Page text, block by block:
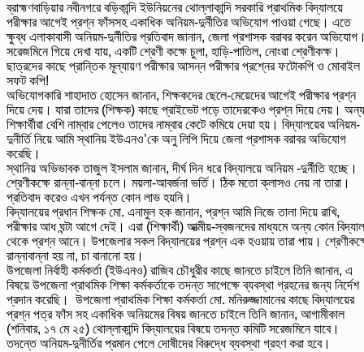
ব্রাহ্মণবাড়িয়ার নবীনগরে বড়িকান্দি ইউনিয়নের থোল্লাকান্দি সরকারি প্রাথমিক বিদ্যালয়ে
পরীক্ষার আগেই প্রশ্ন ফাঁসসহ একাধিক অনিয়ম-দুর্নীতির অভিযোগ পাওয়া গেছে। এতে
ক্ষুব্ধ এলাকাবাসী অনিয়ম-দুর্নীতির প্রতিবাদ জানান, জেলা প্রশাসক বরাবর করেন
সরেজমিনে গিয়ে দেখা যায়, একটি শ্রেণী কক্ষে চুলা, হাড়ি-পাতিল, নোংরা শ্রেণীকক্ষ।
ছাত্রদের কাছে প্রান্তিক মূল্যায়ণ পরীক্ষার আসন্ন পরীক্ষার প্রশ্নের ফটোকপি ও মোবাইল
সফট কপি!
অভিযোগকারি শাহাদাত হোসেন জানান, শিক্ষকদের ছেলে-মেয়েদের আগেই পরীক্ষার প্রশ্ন
দিয়ে দেয়। যারা তাদের (শিক্ষক) কাছে প্রাইভেট পড়ে তাদেরকেও প্রশ্ন দিয়ে দেয়। অন্য
শিক্ষার্থীরা বেশি নাম্বার পেলেও তাদের নাম্বার কেটে কমিয়ে দেয়া হয়। বিদ্যালয়ের অনিয়ম-
দুনীর্তি নিয়ে আমি স্থানিয় ইউএনও’কে অনু লিপি দিয়ে জেলা প্রশাসক বরাবর অভিযোগ
করেছি।
স্থানিয় অভিভাবক তাজুল ইসলাম জানান, দীর্ঘ দিন ধরে বিদ্যালয়ে অনিয়ম -দুর্নীতি হচ্ছে।
শ্রেণীকক্ষে রান্না-বান্না চলে। ময়লা-আবর্জনা ভর্তি। ঠিক মতো ক্লাসও নেয় না তারা।
প্রতিবাদ করেও এখন পর্যন্ত কোন লাভ হয়নি।
বিদ্যালয়ের প্রধান শিক্ষক মো. এনামুল হক জানান, প্রশ্ন আমি নিজে তালা দিয়ে রাখি,
পরীক্ষার আধ ঘন্টা আগে দেই। এরা (শিক্ষার্থী) আত্মীয়-স্বজনদের মাধ্যমে অন্য কোন
থেকে প্রশ্ন আনে। উপজেলার সকল বিদ্যালয়ের প্রশ্ন এক হওয়ায় তারা পায়।
রান্নাবান্না হয় না, চা বানানো হয়।
উপজেলা নির্বাহী কর্মকর্তা (ইউএনও) রাজিব চৌধুরীর কাছে জানতে চাইলে তিনি জানান, এ
বিষয়ে উপজেলা প্রাথমিক শিক্ষা কর্মকর্তাকে তদন্ত সাপেক্ষে ব্যবস্থা গ্রহনের জন্য নির্দেশ
প্রদান করেছি। উপজেলা প্রাথমিক শিক্ষা কর্মকর্তা মো. মনিরুজ্জামানের কাছে বিদ্যালয়ের
প্রশ্ন পত্র ফাঁস সহ একাধিক অনিয়মের বিষয় জানতে চাইলে তিনি জানান, আগামীকাল
(শনিবার, ১৭ মে ২৫) থোল্লাকান্দি বিদ্যালয়ের বিষয়ে তদন্ত কমিটি সরেজমিনে যাবে।
তদন্তে অনিয়ম-দুনীর্তির প্রমান পেলে দোষীদের বিরুদ্ধে ব্যবস্থা গ্রহণ করা হবে।